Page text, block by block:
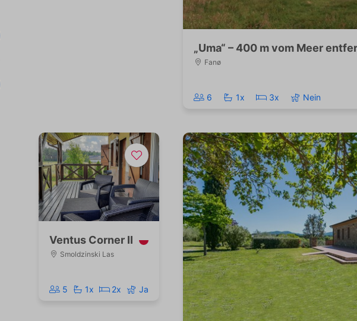
„Uma“ – 400 m vom Meer
Fanø
6 1x 3x Nein
Ventus Corner II
Smoldzinski Las
5 1x 2x Ja
Werbetreibende wertvoller.